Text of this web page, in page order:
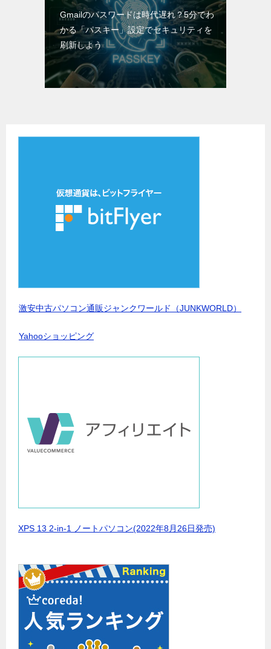
Gmailのパスワードは時代遅れ？5分でわ
かる「パスキー」設定でセキュリティを
刷新しよう
激安中古パソコン通販ジャンクワールド（JUNKWORLD）
Yahooショッピング
XPS 13 2-in-1 ノートパソコン(2022年8月26日発売)